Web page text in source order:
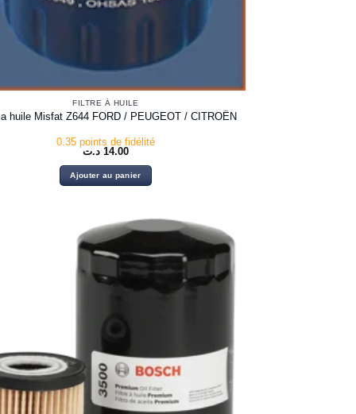
FILTRE À HUILE
huile Misfat Z644 FORD / PEUGEOT / CITROËN
0.35 points de fidélité
14.00 د.ت
Ajouter au panier